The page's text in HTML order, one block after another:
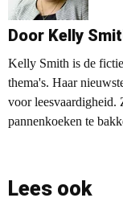
Door Kelly
Kelly Smith is de
thema's. Haar
voor leesvaardigheid.
pannenkoeken te
Lees ook